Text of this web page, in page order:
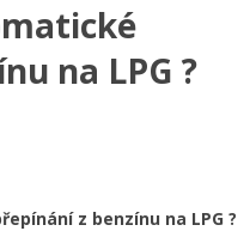
na LPG ?
z benzínu na LPG ?